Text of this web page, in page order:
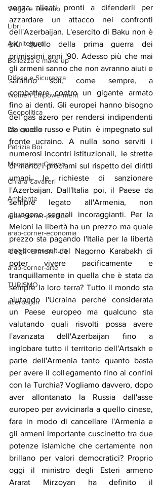
Viaggi e Turismo
Libri
Architettura
Bellezza e make up
Difesa e Sicurezza
Women Empowerment
Geopolitica
Diplomazia
Patrizia Boi
Maddalena Celano
Chiara Cavalieri
Ambiente
arab-corner-politica
arab-corner-economia
arab-corner-cultura
arab-corner-arte
TURISMO
azerbaijan
senza alleati pronti a difenderli per
azzardare un attacco nei confronti
dell'Azerbaijan. L'esercito di Baku non è
più quello della prima guerra dei
primissimi anni '90. Adesso più che mai
gli armeni sanno che non avranno aiuti e
saranno soli, come sempre, a
combattere contro un gigante armato
fino ai denti. Gli europei hanno bisogno
del gas azero per rendersi indipendenti
da quello russo e Putin  è impegnato sul
fronte ucraino. A nulla sono serviti i
numerosi incontri istituzionali,  le strette
di mano, i proclami sul rispetto dei diritti
umani, le richieste di sanzionare
l'Azerbaijan. Dall'Italia poi, il Paese da
sempre legato all'Armenia, non
giungono segnali incoraggianti. Per la
Meloni la libertà ha un prezzo ma quale
prezzo sta pagando l'Italia per la libertà
degli armeni del Nagorno Karabakh di
poter vivere pacificamente e
tranquillamente in quella che è stata da
sempre la loro terra? Tutto il mondo sta
aiutando l'Ucraina perché considerata
un Paese europeo ma qualcuno sta
valutando quali risvolti possa avere
l'avanzata dell'Azerbaijan fino a
inglobare tutto il territorio dell'Artsakh e
parte dell'Armenia tanto quanto basta
per avere il collegamento fino ai confini
con la Turchia? Vogliamo davvero, dopo
aver allontanato la Russia dall'asse
europeo per avvicinarla a quello cinese,
fare in modo di cancellare l'Armenia e
gli armeni importante cuscinetto tra due
potenze islamiche che certamente non
brillano per valori democratici? Proprio
oggi il ministro degli Esteri armeno
Ararat Mirzoyan ha definito il